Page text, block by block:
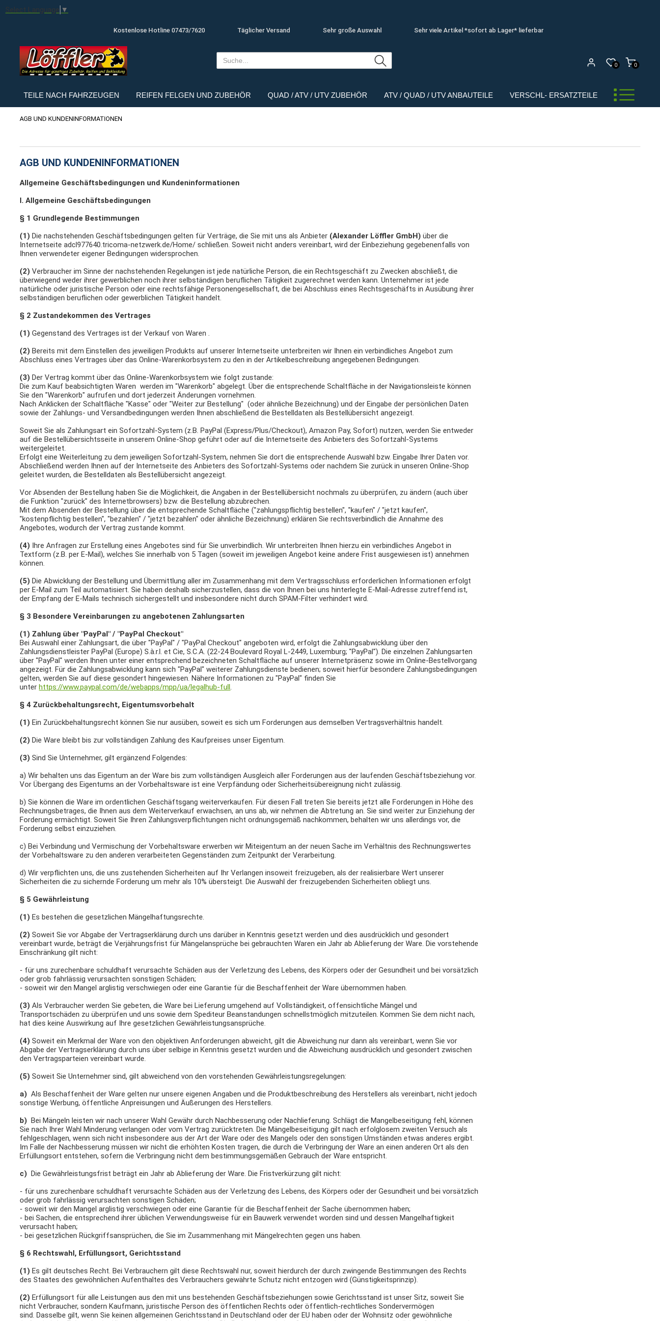
Select Language ▼
Kostenlose Hotline 07473/7620 Täglicher Versand Sehr große Auswahl Sehr viele Artikel *sofort ab Lager* lieferbar
0
0
TEILE NACH FAHRZEUGEN REIFEN FELGEN UND ZUBEHÖR QUAD / ATV / UTV ZUBEHÖR ATV / QUAD / UTV ANBAUTEILE VERSCHL- ERSATZTEILE
AGB UND KUNDENINFORMATIONEN
AGB UND KUNDENINFORMATIONEN
Allgemeine Geschäftsbedingungen und Kundeninformationen
I. Allgemeine Geschäftsbedingungen
§ 1 Grundlegende Bestimmungen
(1) Die nachstehenden Geschäftsbedingungen gelten für Verträge, die Sie mit uns als Anbieter (Alexander Löffler GmbH) über die
Internetseite adcl977640.tricoma-netzwerk.de/Home/ schließen. Soweit nicht anders vereinbart, wird der Einbeziehung gegebenenfalls von
Ihnen verwendeter eigener Bedingungen widersprochen.
(2) Verbraucher im Sinne der nachstehenden Regelungen ist jede natürliche Person, die ein Rechtsgeschäft zu Zwecken abschließt, die
überwiegend weder ihrer gewerblichen noch ihrer selbständigen beruflichen Tätigkeit zugerechnet werden kann. Unternehmer ist jede
natürliche oder juristische Person oder eine rechtsfähige Personengesellschaft, die bei Abschluss eines Rechtsgeschäfts in Ausübung ihrer
selbständigen beruflichen oder gewerblichen Tätigkeit handelt.
§ 2 Zustandekommen des Vertrages
(1) Gegenstand des Vertrages ist der Verkauf von Waren .
(2) Bereits mit dem Einstellen des jeweiligen Produkts auf unserer Internetseite unterbreiten wir Ihnen ein verbindliches Angebot zum
Abschluss eines Vertrages über das Online-Warenkorbsystem zu den in der Artikelbeschreibung angegebenen Bedingungen.
(3) Der Vertrag kommt über das Online-Warenkorbsystem wie folgt zustande:
Die zum Kauf beabsichtigten Waren werden im "Warenkorb" abgelegt. Über die entsprechende Schaltfläche in der Navigationsleiste können
Sie den "Warenkorb" aufrufen und dort jederzeit Änderungen vornehmen.
Nach Anklicken der Schaltfläche "Kasse" oder "Weiter zur Bestellung" (oder ähnliche Bezeichnung) und der Eingabe der persönlichen Daten
sowie der Zahlungs- und Versandbedingungen werden Ihnen abschließend die Bestelldaten als Bestellübersicht angezeigt.
Soweit Sie als Zahlungsart ein Sofortzahl-System (z.B. PayPal (Express/Plus/Checkout), Amazon Pay, Sofort) nutzen, werden Sie entweder
auf die Bestellübersichtsseite in unserem Online-Shop geführt oder auf die Internetseite des Anbieters des Sofortzahl-Systems
weitergeleitet.
Erfolgt eine Weiterleitung zu dem jeweiligen Sofortzahl-System, nehmen Sie dort die entsprechende Auswahl bzw. Eingabe Ihrer Daten vor.
Abschließend werden Ihnen auf der Internetseite des Anbieters des Sofortzahl-Systems oder nachdem Sie zurück in unseren Online-Shop
geleitet wurden, die Bestelldaten als Bestellübersicht angezeigt.
Vor Absenden der Bestellung haben Sie die Möglichkeit, die Angaben in der Bestellübersicht nochmals zu überprüfen, zu ändern (auch über
die Funktion "zurück" des Internetbrowsers) bzw. die Bestellung abzubrechen.
Mit dem Absenden der Bestellung über die entsprechende Schaltfläche ("zahlungspflichtig bestellen", "kaufen" / "jetzt kaufen",
"kostenpflichtig bestellen", "bezahlen" / "jetzt bezahlen" oder ähnliche Bezeichnung) erklären Sie rechtsverbindlich die Annahme des
Angebotes, wodurch der Vertrag zustande kommt.
(4) Ihre Anfragen zur Erstellung eines Angebotes sind für Sie unverbindlich. Wir unterbreiten Ihnen hierzu ein verbindliches Angebot in
Textform (z.B. per E-Mail), welches Sie innerhalb von 5 Tagen (soweit im jeweiligen Angebot keine andere Frist ausgewiesen ist) annehmen
können.
(5) Die Abwicklung der Bestellung und Übermittlung aller im Zusammenhang mit dem Vertragsschluss erforderlichen Informationen erfolgt
per E-Mail zum Teil automatisiert. Sie haben deshalb sicherzustellen, dass die von Ihnen bei uns hinterlegte E-Mail-Adresse zutreffend ist,
der Empfang der E-Mails technisch sichergestellt und insbesondere nicht durch SPAM-Filter verhindert wird.
§ 3 Besondere Vereinbarungen zu angebotenen Zahlungsarten
(1) Zahlung über "PayPal" / "PayPal Checkout"
Bei Auswahl einer Zahlungsart, die über "PayPal" / "PayPal Checkout" angeboten wird, erfolgt die Zahlungsabwicklung über den
Zahlungsdienstleister PayPal (Europe) S.à.r.l. et Cie, S.C.A. (22-24 Boulevard Royal L-2449, Luxemburg; "PayPal"). Die einzelnen Zahlungsarten
über "PayPal" werden Ihnen unter einer entsprechend bezeichneten Schaltfläche auf unserer Internetpräsenz sowie im Online-Bestellvorgang
angezeigt. Für die Zahlungsabwicklung kann sich "PayPal" weiterer Zahlungsdienste bedienen; soweit hierfür besondere Zahlungsbedingungen
gelten, werden Sie auf diese gesondert hingewiesen. Nähere Informationen zu "PayPal" finden Sie
unterhttps://www.paypal.com/de/webapps/mpp/ua/legalhub-full.
§ 4 Zurückbehaltungsrecht, Eigentumsvorbehalt
(1) Ein Zurückbehaltungsrecht können Sie nur ausüben, soweit es sich um Forderungen aus demselben Vertragsverhältnis handelt.
(2) Die Ware bleibt bis zur vollständigen Zahlung des Kaufpreises unser Eigentum.
(3) Sind Sie Unternehmer, gilt ergänzend Folgendes:
a) Wir behalten uns das Eigentum an der Ware bis zum vollständigen Ausgleich aller Forderungen aus der laufenden Geschäftsbeziehung vor.
Vor Übergang des Eigentums an der Vorbehaltsware ist eine Verpfändung oder Sicherheitsübereignung nicht zulässig.
b) Sie können die Ware im ordentlichen Geschäftsgang weiterverkaufen. Für diesen Fall treten Sie bereits jetzt alle Forderungen in Höhe des
Rechnungsbetrages, die Ihnen aus dem Weiterverkauf erwachsen, an uns ab, wir nehmen die Abtretung an. Sie sind weiter zur Einziehung der
Forderung ermächtigt. Soweit Sie Ihren Zahlungsverpflichtungen nicht ordnungsgemäß nachkommen, behalten wir uns allerdings vor, die
Forderung selbst einzuziehen.
c) Bei Verbindung und Vermischung der Vorbehaltsware erwerben wir Miteigentum an der neuen Sache im Verhältnis des Rechnungswertes
der Vorbehaltsware zu den anderen verarbeiteten Gegenständen zum Zeitpunkt der Verarbeitung.
d) Wir verpflichten uns, die uns zustehenden Sicherheiten auf Ihr Verlangen insoweit freizugeben, als der realisierbare Wert unserer
Sicherheiten die zu sichernde Forderung um mehr als 10% übersteigt. Die Auswahl der freizugebenden Sicherheiten obliegt uns.
§ 5 Gewährleistung
(1)Es bestehen die gesetzlichen Mängelhaftungsrechte.
(2)Soweit Sie vor Abgabe der Vertragserklärung durch uns darüber in Kenntnis gesetzt werden und dies ausdrücklich und gesondert
vereinbart wurde, beträgt die Verjährungsfrist für Mängelansprüche bei gebrauchten Waren ein Jahr ab Ablieferung der Ware. Die vorstehende
Einschränkung gilt nicht:
- für uns zurechenbare schuldhaft verursachte Schäden aus der Verletzung des Lebens, des Körpers oder der Gesundheit und bei vorsätzlich
oder grob fahrlässig verursachten sonstigen Schäden;
- soweit wir den Mangel arglistig verschwiegen oder eine Garantie für die Beschaffenheit der Ware übernommen haben.
(3) Als Verbraucher werden Sie gebeten, die Ware bei Lieferung umgehend auf Vollständigkeit, offensichtliche Mängel und
Transportschäden zu überprüfen und uns sowie dem Spediteur Beanstandungen schnellstmöglich mitzuteilen. Kommen Sie dem nicht nach,
hat dies keine Auswirkung auf Ihre gesetzlichen Gewährleistungsansprüche.
(4)Soweit ein Merkmal der Ware von den objektiven Anforderungen abweicht, gilt die Abweichung nur dann als vereinbart, wenn Sie vor
Abgabe der Vertragserklärung durch uns über selbige in Kenntnis gesetzt wurden und die Abweichung ausdrücklich und gesondert zwischen
den Vertragsparteien vereinbart wurde.
(5) Soweit Sie Unternehmer sind, gilt abweichend von den vorstehenden Gewährleistungsregelungen:
a)Als Beschaffenheit der Ware gelten nur unsere eigenen Angaben und die Produktbeschreibung des Herstellers als vereinbart, nicht jedoch
sonstige Werbung, öffentliche Anpreisungen und Äußerungen des Herstellers.
b)Bei Mängeln leisten wir nach unserer Wahl Gewähr durch Nachbesserung oder Nachlieferung. Schlägt die Mangelbeseitigung fehl, können
Sie nach Ihrer Wahl Minderung verlangen oder vom Vertrag zurücktreten. Die Mängelbeseitigung gilt nach erfolglosem zweiten Versuch als
fehlgeschlagen, wenn sich nicht insbesondere aus der Art der Ware oder des Mangels oder den sonstigen Umständen etwas anderes ergibt.
Im Falle der Nachbesserung müssen wir nicht die erhöhten Kosten tragen, die durch die Verbringung der Ware an einen anderen Ort als den
Erfüllungsort entstehen, sofern die Verbringung nicht dem bestimmungsgemäßen Gebrauch der Ware entspricht.
c)Die Gewährleistungsfrist beträgt ein Jahr ab Ablieferung der Ware. Die Fristverkürzung gilt nicht:
- für uns zurechenbare schuldhaft verursachte Schäden aus der Verletzung des Lebens, des Körpers oder der Gesundheit und bei vorsätzlich
oder grob fahrlässig verursachten sonstigen Schäden;
- soweit wir den Mangel arglistig verschwiegen oder eine Garantie für die Beschaffenheit der Sache übernommen haben;
- bei Sachen, die entsprechend ihrer üblichen Verwendungsweise für ein Bauwerk verwendet worden sind und dessen Mangelhaftigkeit
verursacht haben;
- bei gesetzlichen Rückgriffsansprüchen, die Sie im Zusammenhang mit Mängelrechten gegen uns haben.
§ 6 Rechtswahl, Erfüllungsort, Gerichtsstand
(1) Es gilt deutsches Recht. Bei Verbrauchern gilt diese Rechtswahl nur, soweit hierdurch der durch zwingende Bestimmungen des Rechts
des Staates des gewöhnlichen Aufenthaltes des Verbrauchers gewährte Schutz nicht entzogen wird (Günstigkeitsprinzip).
(2) Erfüllungsort für alle Leistungen aus den mit uns bestehenden Geschäftsbeziehungen sowie Gerichtsstand ist unser Sitz, soweit Sie
nicht Verbraucher, sondern Kaufmann, juristische Person des öffentlichen Rechts oder öffentlich-rechtliches Sondervermögen
sind. Dasselbe gilt, wenn Sie keinen allgemeinen Gerichtsstand in Deutschland oder der EU haben oder der Wohnsitz oder gewöhnliche